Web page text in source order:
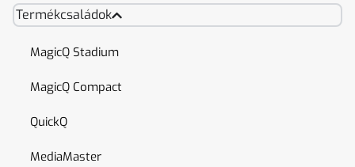
Termékcsaládok
MagicQ Stadium
MagicQ Compact
QuickQ
MediaMaster